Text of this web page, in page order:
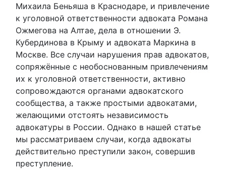
Михаила Беньяша в Краснодаре, и привлечение
к уголовной ответственности адвоката Романа
Ожмегова на Алтае, дела в отношении Э.
Кубердинова в Крыму и адвоката Маркина в
Москве. Все случаи нарушения прав адвокатов,
сопряжённые с необоснованным привлечениям
их к уголовной ответственности, активно
сопровождаются органами адвокатского
сообщества, а также простыми адвокатами,
желающими отстоять независимость
адвокатуры в России. Однако в нашей статье
мы рассматриваем случаи, когда адвокаты
действительно преступили закон, совершив
преступление.